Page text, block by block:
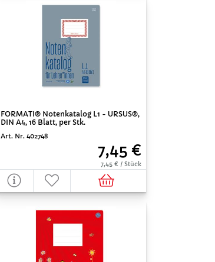
FORMATI® Notenkatalog L1 - URSUS®,
DIN A4, 16 Blatt, per Stk.
Art. Nr. 402748
7,45 €
7,45 € / Stück